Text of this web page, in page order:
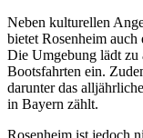
Neben kulturellen
bietet Rosenheim
Die Umgebung lädt zu
Bootsfahrten ein.
darunter das
in Bayern zählt.
Rosenheim ist jedoch